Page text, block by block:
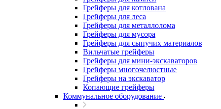
Грейферы для котлована
Грейферы для леса
Грейферы для металлолома
Грейферы для мусора
Грейферы для сыпучих материалов
Вильчатые грейферы
Грейферы для мини-экскаваторов
Грейферы многочелюстные
Грейферы на экскаватор
Копающие грейферы
Коммунальное оборудование